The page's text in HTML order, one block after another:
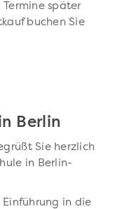
später
buchen Sie
Berlin
Sie herzlich
in Berlin-
Einführung in die